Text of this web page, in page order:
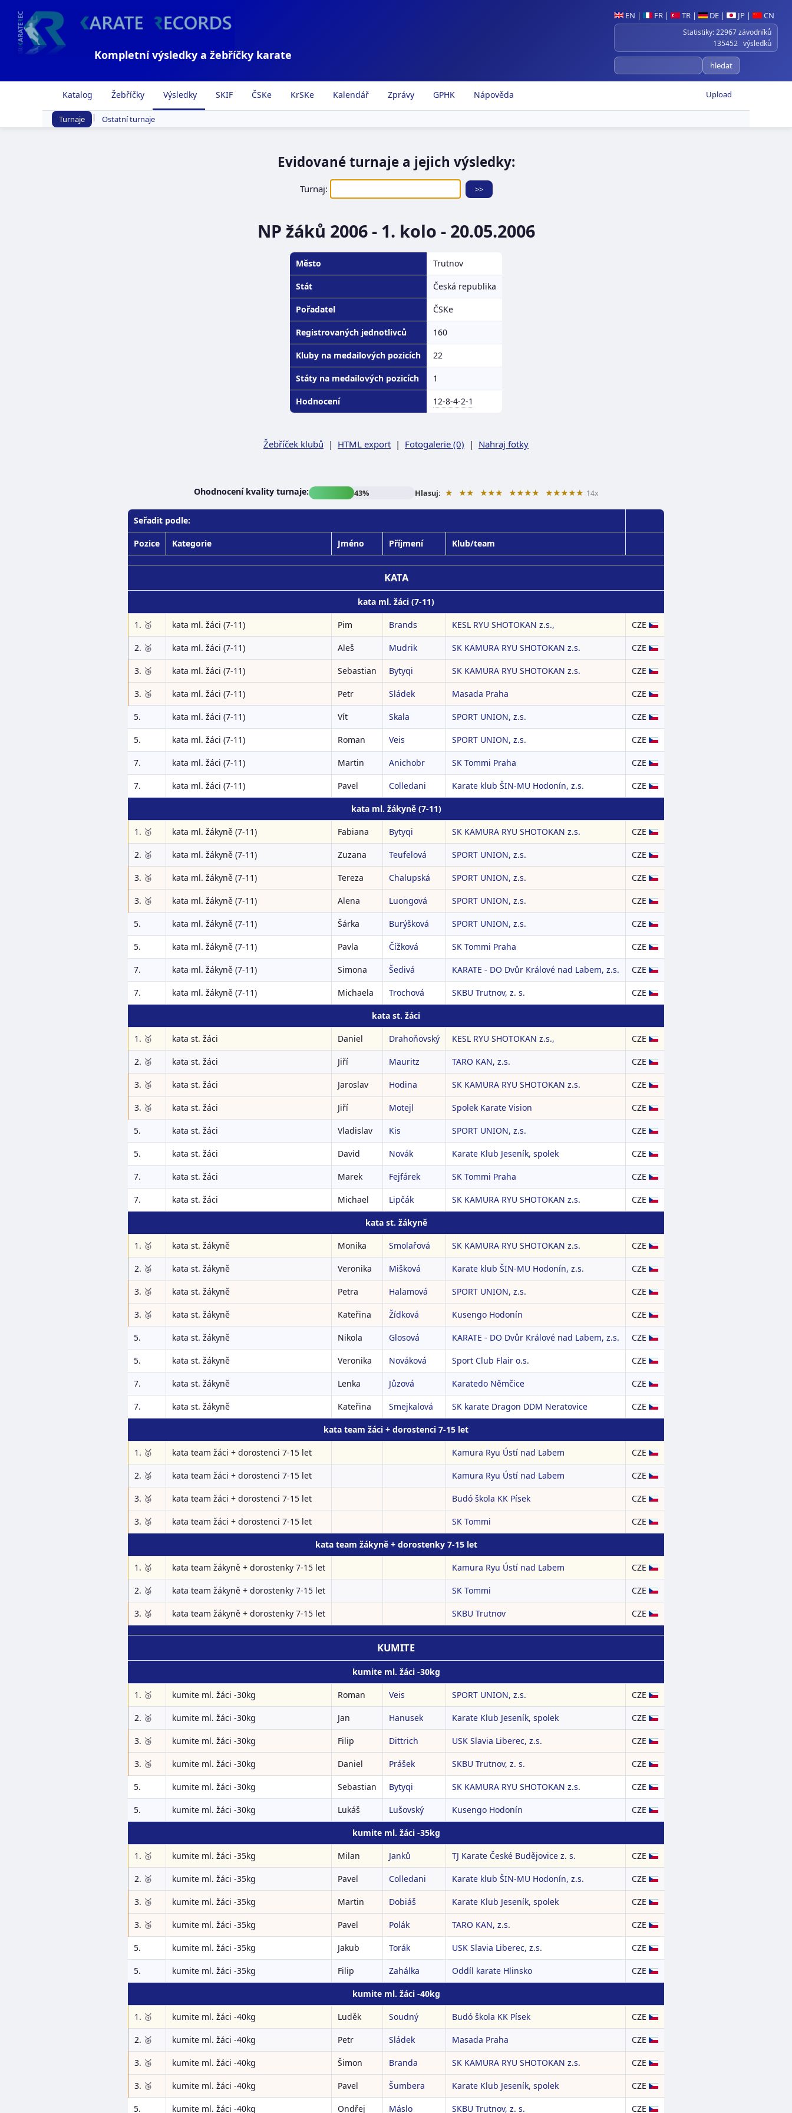
EN | FR | TR | DE | JP | CN
Statistiky: 22967 závodníků
135452 výsledků
Kompletní výsledky a žebříčky karate
Upload
Katalog Žebříčky Výsledky SKIF ČSKe KrSKe Kalendář Zprávy GPHK Nápověda
Turnaje | Ostatní turnaje
Evidované turnaje a jejich výsledky:
Turnaj:
NP žáků 2006 - 1. kolo - 20.05.2006
Město Trutnov
Stát Česká republika
Pořadatel ČSKe
Registrovaných jednotlivců 160
Kluby na medailových pozicích 22
Státy na medailových pozicích 1
Hodnocení 12-8-4-2-1
Žebříček klubů | HTML export | Fotogalerie (0) | Nahraj fotky
Ohodnocení kvality turnaje: 43% Hlasuj: ★ ★★ ★★★ ★★★★ ★★★★★ 14x
Seřadit podle:
Pozice Kategorie Jméno Příjmení Klub/team
KATA
kata ml. žáci (7-11)
1. 🥇 kata ml. žáci (7-11) Pim Brands KESL RYU SHOTOKAN z.s., CZE
2. 🥈 kata ml. žáci (7-11) Aleš Mudrik SK KAMURA RYU SHOTOKAN z.s. CZE
3. 🥉 kata ml. žáci (7-11) Sebastian Bytyqi SK KAMURA RYU SHOTOKAN z.s. CZE
3. 🥉 kata ml. žáci (7-11) Petr Sládek Masada Praha CZE
5. kata ml. žáci (7-11) Vít Skala SPORT UNION, z.s. CZE
5. kata ml. žáci (7-11) Roman Veis SPORT UNION, z.s. CZE
7. kata ml. žáci (7-11) Martin Anichobr SK Tommi Praha CZE
7. kata ml. žáci (7-11) Pavel Colledani Karate klub ŠIN-MU Hodonín, z.s. CZE
kata ml. žákyně (7-11)
1. 🥇 kata ml. žákyně (7-11) Fabiana Bytyqi SK KAMURA RYU SHOTOKAN z.s. CZE
2. 🥈 kata ml. žákyně (7-11) Zuzana Teufelová SPORT UNION, z.s. CZE
3. 🥉 kata ml. žákyně (7-11) Tereza Chalupská SPORT UNION, z.s. CZE
3. 🥉 kata ml. žákyně (7-11) Alena Luongová SPORT UNION, z.s. CZE
5. kata ml. žákyně (7-11) Šárka Burýšková SPORT UNION, z.s. CZE
5. kata ml. žákyně (7-11) Pavla Čížková SK Tommi Praha CZE
7. kata ml. žákyně (7-11) Simona Šedivá KARATE - DO Dvůr Králové nad Labem, z.s. CZE
7. kata ml. žákyně (7-11) Michaela Trochová SKBU Trutnov, z. s. CZE
kata st. žáci
1. 🥇 kata st. žáci Daniel Drahoňovský KESL RYU SHOTOKAN z.s., CZE
2. 🥈 kata st. žáci Jiří Mauritz TARO KAN, z.s. CZE
3. 🥉 kata st. žáci Jaroslav Hodina SK KAMURA RYU SHOTOKAN z.s. CZE
3. 🥉 kata st. žáci Jiří Motejl Spolek Karate Vision CZE
5. kata st. žáci Vladislav Kis SPORT UNION, z.s. CZE
5. kata st. žáci David Novák Karate Klub Jeseník, spolek CZE
7. kata st. žáci Marek Fejfárek SK Tommi Praha CZE
7. kata st. žáci Michael Lipčák SK KAMURA RYU SHOTOKAN z.s. CZE
kata st. žákyně
1. 🥇 kata st. žákyně Monika Smolařová SK KAMURA RYU SHOTOKAN z.s. CZE
2. 🥈 kata st. žákyně Veronika Mišková Karate klub ŠIN-MU Hodonín, z.s. CZE
3. 🥉 kata st. žákyně Petra Halamová SPORT UNION, z.s. CZE
3. 🥉 kata st. žákyně Kateřina Žídková Kusengo Hodonín CZE
5. kata st. žákyně Nikola Glosová KARATE - DO Dvůr Králové nad Labem, z.s. CZE
5. kata st. žákyně Veronika Nováková Sport Club Flair o.s. CZE
7. kata st. žákyně Lenka Jůzová Karatedo Němčice CZE
7. kata st. žákyně Kateřina Smejkalová SK karate Dragon DDM Neratovice CZE
kata team žáci + dorostenci 7-15 let
1. 🥇 kata team žáci + dorostenci 7-15 let Kamura Ryu Ústí nad Labem CZE
2. 🥈 kata team žáci + dorostenci 7-15 let Kamura Ryu Ústí nad Labem CZE
3. 🥉 kata team žáci + dorostenci 7-15 let Budó škola KK Písek CZE
3. 🥉 kata team žáci + dorostenci 7-15 let SK Tommi CZE
kata team žákyně + dorostenky 7-15 let
1. 🥇 kata team žákyně + dorostenky 7-15 let Kamura Ryu Ústí nad Labem CZE
2. 🥈 kata team žákyně + dorostenky 7-15 let SK Tommi CZE
3. 🥉 kata team žákyně + dorostenky 7-15 let SKBU Trutnov CZE
KUMITE
kumite ml. žáci -30kg
1. 🥇 kumite ml. žáci -30kg Roman Veis SPORT UNION, z.s. CZE
2. 🥈 kumite ml. žáci -30kg Jan Hanusek Karate Klub Jeseník, spolek CZE
3. 🥉 kumite ml. žáci -30kg Filip Dittrich USK Slavia Liberec, z.s. CZE
3. 🥉 kumite ml. žáci -30kg Daniel Prášek SKBU Trutnov, z. s. CZE
5. kumite ml. žáci -30kg Sebastian Bytyqi SK KAMURA RYU SHOTOKAN z.s. CZE
5. kumite ml. žáci -30kg Lukáš Lušovský Kusengo Hodonín CZE
kumite ml. žáci -35kg
1. 🥇 kumite ml. žáci -35kg Milan Janků TJ Karate České Budějovice z. s. CZE
2. 🥈 kumite ml. žáci -35kg Pavel Colledani Karate klub ŠIN-MU Hodonín, z.s. CZE
3. 🥉 kumite ml. žáci -35kg Martin Dobiáš Karate Klub Jeseník, spolek CZE
3. 🥉 kumite ml. žáci -35kg Pavel Polák TARO KAN, z.s. CZE
5. kumite ml. žáci -35kg Jakub Torák USK Slavia Liberec, z.s. CZE
5. kumite ml. žáci -35kg Filip Zahálka Oddíl karate Hlinsko CZE
kumite ml. žáci -40kg
1. 🥇 kumite ml. žáci -40kg Luděk Soudný Budó škola KK Písek CZE
2. 🥈 kumite ml. žáci -40kg Petr Sládek Masada Praha CZE
3. 🥉 kumite ml. žáci -40kg Šimon Branda SK KAMURA RYU SHOTOKAN z.s. CZE
3. 🥉 kumite ml. žáci -40kg Pavel Šumbera Karate Klub Jeseník, spolek CZE
5. kumite ml. žáci -40kg Ondřej Máslo SKBU Trutnov, z. s. CZE